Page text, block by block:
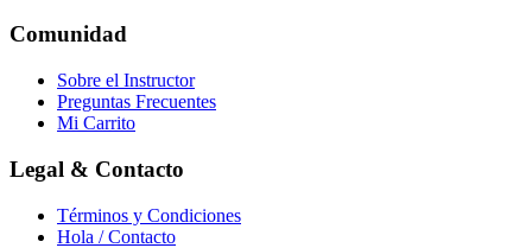
Comunidad
Sobre el Instructor
Preguntas Frecuentes
Mi Carrito
Legal & Contacto
Términos y Condiciones
Hola / Contacto